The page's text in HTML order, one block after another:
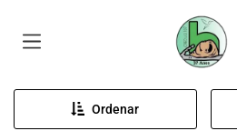
Página
Ordenar